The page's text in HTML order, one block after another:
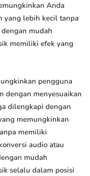
Anda
yang lebih kecil tanpa
mudah
memiliki efek yang
pengguna
dengan menyesuaikan
dilengkapi dengan
memungkinkan
memiliki
audio atau
mudah
selalu dalam posisi